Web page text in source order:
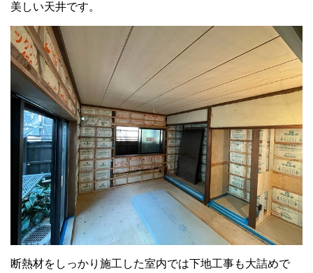
美しい天井です。
断熱材をしっかり施工した室内では下地工事も大詰めで